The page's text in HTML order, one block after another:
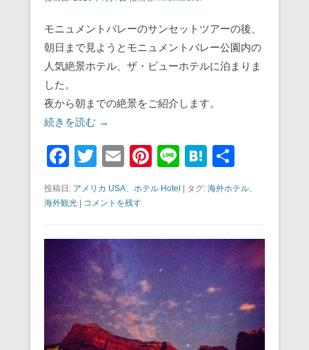
モニュメントバレーのサンセットツアーの後、
朝日まで見ようとモニュメントバレー公園内の
人気絶景ホテル、ザ・ビューホテルに泊まりま
した。
夜から朝までの絶景をご紹介します。
続きを読む →
F
c
b
o
o
k
T
tt
E
ail
Pi
er
st
Li
e
H
at
e
a
投稿日: アメリカ USA、 ホテル Hotel タグ: 海外ホテル、
海外観光
コメントを残す